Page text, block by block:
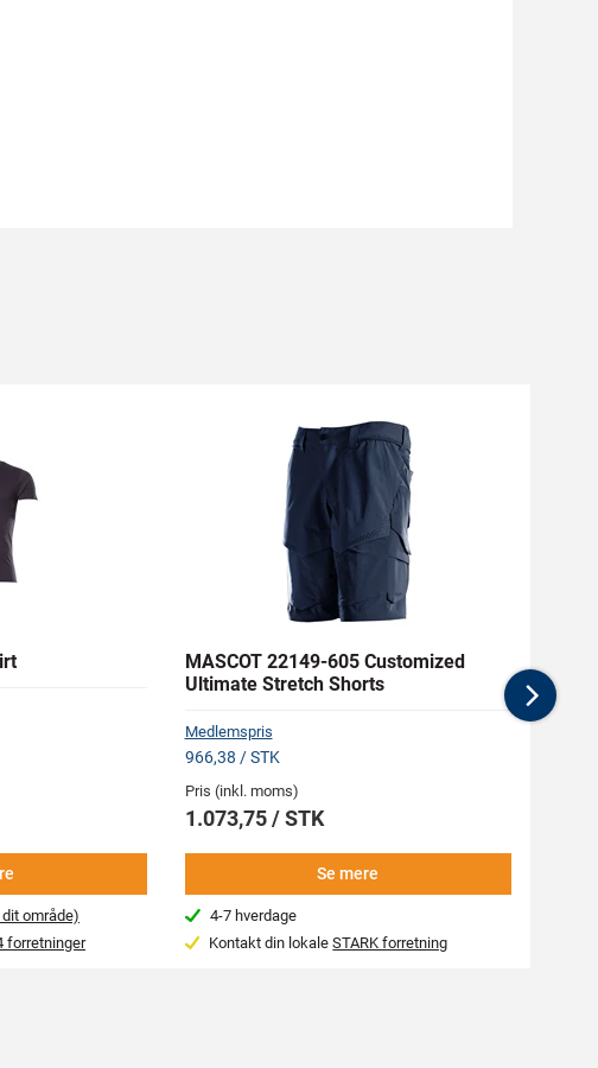
område)
forretninger
MASCOT 22149-605 Customized
Ultimate Stretch Shorts
Medlemspris
966,38 / STK
Pris (inkl. moms)
1.073,75 / STK
Se mere
4-7 hverdage
Kontakt din lokaleSTARK forretning